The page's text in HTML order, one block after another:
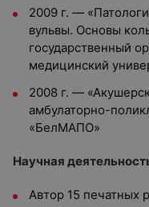
2009 г. —
вульвы. Основы
государственный
медицинский
2008 г. —
амбулаторно-
«БелМАПО»
Научная
Автор 15 печатных